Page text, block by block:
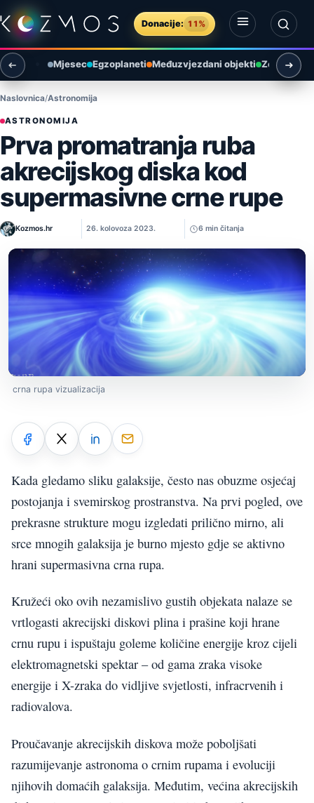
Preskoči na sadržaj
Donacije: 11%
Otvori izbornik
Otvori pretragu
Mjesec Egzoplaneti Međuzvjezdani objekti Zemlja i
Naslovnica Astronomija
ASTRONOMIJA
Prva promatranja ruba
akrecijskog diska kod
supermasivne crne rupe
Kozmos.hr 26. kolovoza 2023. 6 min čitanja
crna rupa vizualizacija
Kada gledamo sliku galaksije, često nas obuzme osjećaj
postojanja i svemirskog prostranstva. Na prvi pogled, ove
prekrasne strukture mogu izgledati prilično mirno, ali
srce mnogih galaksija je burno mjesto gdje se aktivno
hrani supermasivna crna rupa.
Kružeći oko ovih nezamislivo gustih objekata nalaze se
vrtlogasti akrecijski diskovi plina i prašine koji hrane
crnu rupu i ispuštaju goleme količine energije kroz cijeli
elektromagnetski spektar – od gama zraka visoke
energije i X-zraka do vidljive svjetlosti, infracrvenih i
radiovalova.
Proučavanje akrecijskih diskova može poboljšati
razumijevanje astronoma o crnim rupama i evoluciji
njihovih domaćih galaksija. Međutim, većina akrecijskih